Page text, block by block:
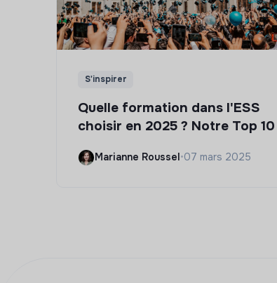
S'inspirer
Quelle formation dans l'ESS
choisir en 2025 ? Notre Top 10
Marianne Roussel•07 mars 2025